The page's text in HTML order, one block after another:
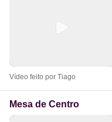
Vídeo feito por Tiago
Mesa de Centro